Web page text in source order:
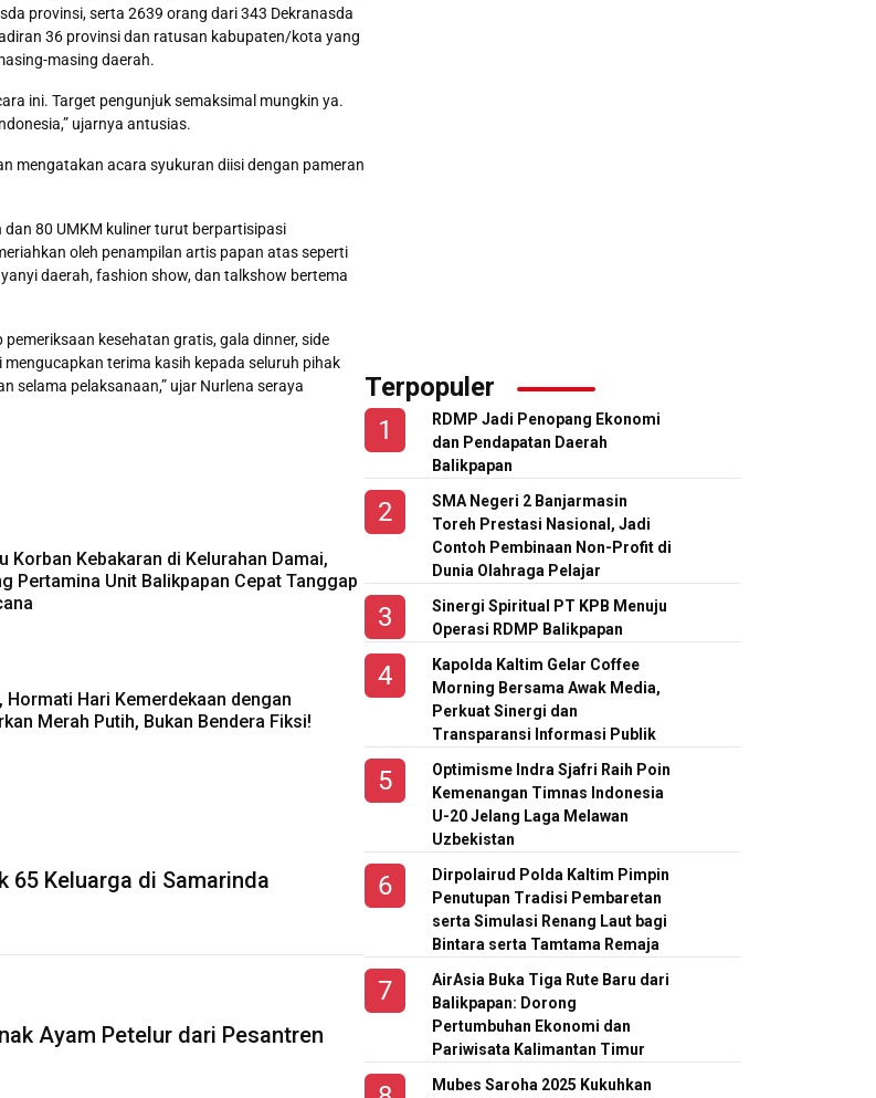
provinsi, serta 2639 orang dari 343 Dekranasda
36 provinsi dan ratusan kabupaten/kota yang
masing daerah.
ini. Target pengunjuk semaksimal mungkin ya.
ujarnya antusias.
mengatakan acara syukuran diisi dengan pameran
80 UMKM kuliner turut berpartisipasi
oleh penampilan artis papan atas seperti
daerah, fashion show, dan talkshow bertema
kesehatan gratis, gala dinner, side
terima kasih kepada seluruh pihak
selama pelaksanaan,” ujar Nurlena seraya
Korban Kebakaran di Kelurahan Damai,
Pertamina Unit Balikpapan Cepat Tanggap
Hormati Hari Kemerdekaan dengan
Merah Putih, Bukan Bendera Fiksi!
65 Keluarga di Samarinda
Ayam Petelur dari Pesantren
Terpopuler
RDMP Jadi Penopang Ekonomi
dan Pendapatan Daerah
Balikpapan
SMA Negeri 2 Banjarmasin
Toreh Prestasi Nasional, Jadi
Contoh Pembinaan Non-Profit di
Dunia Olahraga Pelajar
Sinergi Spiritual PT KPB Menuju
Operasi RDMP Balikpapan
Kapolda Kaltim Gelar Coffee
Morning Bersama Awak Media,
Perkuat Sinergi dan
Transparansi Informasi Publik
Optimisme Indra Sjafri Raih Poin
Kemenangan Timnas Indonesia
U-20 Jelang Laga Melawan
Uzbekistan
Dirpolairud Polda Kaltim Pimpin
Penutupan Tradisi Pembaretan
serta Simulasi Renang Laut bagi
Bintara serta Tamtama Remaja
AirAsia Buka Tiga Rute Baru dari
Balikpapan: Dorong
Pertumbuhan Ekonomi dan
Pariwisata Kalimantan Timur
Mubes Saroha 2025 Kukuhkan